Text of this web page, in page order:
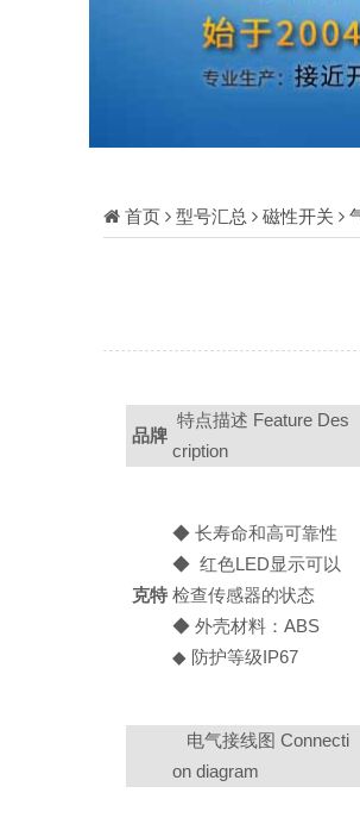
首页 型号汇总 磁性开关
品牌
特点描述 Feature Des
cription
克特
◆ 长寿命和高可靠性
◆ 红色LED显示可以
检查传感器的状态
◆ 外壳材料：ABS
◆ 防护等级IP67
电气接线图 Connecti
on diagram